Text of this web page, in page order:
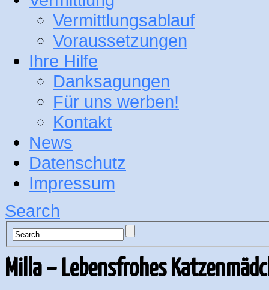
Vermittlungsablauf
Voraussetzungen
Ihre Hilfe
Danksagungen
Für uns werben!
Kontakt
News
Datenschutz
Impressum
Search
Milla – Lebensfrohes